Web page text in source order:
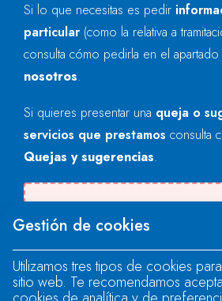
Si lo que necesitas es pedir
particular (como la relativa a
consulta cómo pedirla en el apartado
nosotros.
Si quieres presentar una queja o
servicios que prestamos consulta
Quejas y sugerencias.
"text".
Se produjo un error al
Gestión de cookies
Utilizamos tres tipos de cookies
sitio web. Te recomendamos